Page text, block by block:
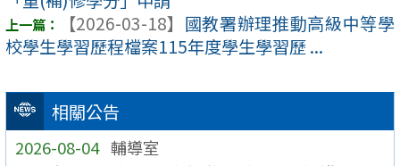
相關公告
2026-08-04 輔導室
【2026-03-18】 國教署辦理推動高級中等學
校學生學習歷程檔案115年度學生學習歷 ...